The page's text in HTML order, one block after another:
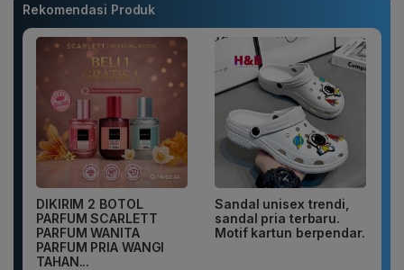
Rekomendasi Produk
DIKIRIM 2 BOTOL
PARFUM SCARLETT
PARFUM WANITA
PARFUM PRIA WANGI
TAHAN...
Sandal unisex trendi,
sandal pria terbaru.
Motif kartun berpendar.